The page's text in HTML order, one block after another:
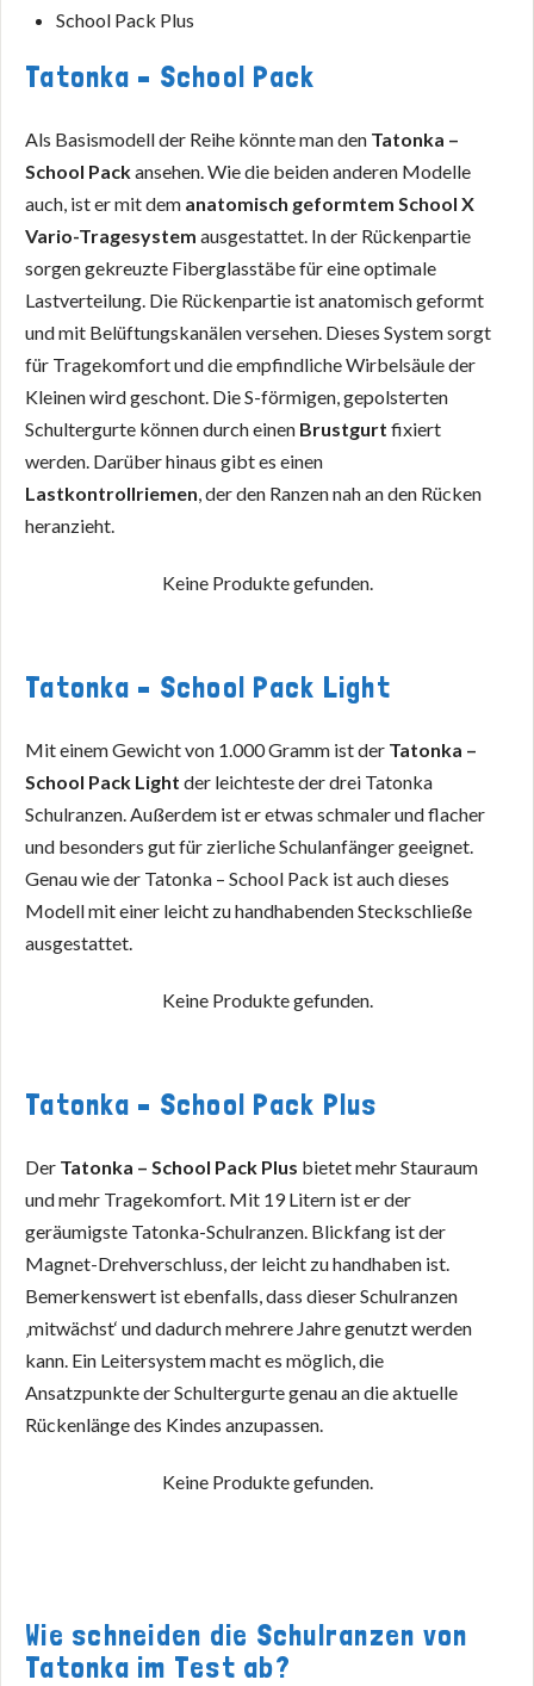
School Pack Plus
Tatonka – School Pack
Als Basismodell der Reihe könnte man den Tatonka –
School Packansehen. Wie die beiden anderen Modelle
auch, ist er mit dem anatomisch geformtem School X
Vario-Tragesystem ausgestattet. In der Rückenpartie
sorgen gekreuzte Fiberglasstäbe für eine optimale
Lastverteilung. Die Rückenpartie ist anatomisch geformt
und mit Belüftungskanälen versehen. Dieses System sorgt
für Tragekomfort und die empfindliche Wirbelsäule der
Kleinen wird geschont. Die S-förmigen, gepolsterten
Schultergurte können durch einen Brustgurt fixiert
werden. Darüber hinaus gibt es einen
Lastkontrollriemen , der den Ranzen nah an den Rücken
heranzieht.
Keine Produkte gefunden.
Tatonka – School Pack Light
Mit einem Gewicht von 1.000 Gramm ist der Tatonka –
School Pack Light der leichteste der drei Tatonka
Schulranzen. Außerdem ist er etwas schmaler und flacher
und besonders gut für zierliche Schulanfänger geeignet.
Genau wie der Tatonka – School Pack ist auch dieses
Modell mit einer leicht zu handhabenden Steckschließe
ausgestattet.
Keine Produkte gefunden.
Tatonka – School Pack Plus
Der Tatonka – School Pack Plus bietet mehr Stauraum
und mehr Tragekomfort. Mit 19 Litern ist er der
geräumigste Tatonka-Schulranzen. Blickfang ist der
Magnet-Drehverschluss, der leicht zu handhaben ist.
Bemerkenswert ist ebenfalls, dass dieser Schulranzen
‚mitwächst‘ und dadurch mehrere Jahre genutzt werden
kann. Ein Leitersystem macht es möglich, die
Ansatzpunkte der Schultergurte genau an die aktuelle
Rückenlänge des Kindes anzupassen.
Keine Produkte gefunden.
Wie schneiden die Schulranzen von
Tatonka im Test ab?